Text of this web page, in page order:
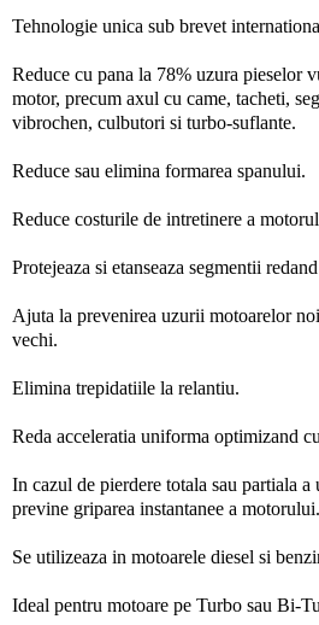
Tehnologie unica sub brevet
Reduce cu pana la 78% uzura pieselor
motor, precum axul cu came, tacheti,
vibrochen, culbutori si turbo-suflante.
Reduce sau elimina formarea spanului.
Reduce costurile de intretinere a
Protejeaza si etanseaza segmentii
Ajuta la prevenirea uzurii motoarelor
vechi.
Elimina trepidatiile la relantiu.
Reda acceleratia uniforma optimizand
In cazul de pierdere totala sau partiala
previne griparea instantanee a motorului.
Se utilizeaza in motoarele diesel si
Ideal pentru motoare pe Turbo sau Bi-